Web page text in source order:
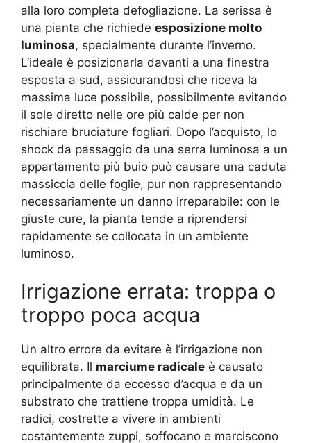
alla loro completa defogliazione. La serissa è
una pianta che richiede esposizione molto
luminosa, specialmente durante l’inverno.
L’ideale è posizionarla davanti a una finestra
esposta a sud, assicurandosi che riceva la
massima luce possibile, possibilmente evitando
il sole diretto nelle ore più calde per non
rischiare bruciature fogliari. Dopo l’acquisto, lo
shock da passaggio da una serra luminosa a un
appartamento più buio può causare una caduta
massiccia delle foglie, pur non rappresentando
necessariamente un danno irreparabile: con le
giuste cure, la pianta tende a riprendersi
rapidamente se collocata in un ambiente
luminoso.
Irrigazione errata: troppa o
troppo poca acqua
Un altro errore da evitare è l’irrigazione non
equilibrata. Il marciume radicale è causato
principalmente da eccesso d’acqua e da un
substrato che trattiene troppa umidità. Le
radici, costrette a vivere in ambienti
costantemente zuppi, soffocano e marciscono